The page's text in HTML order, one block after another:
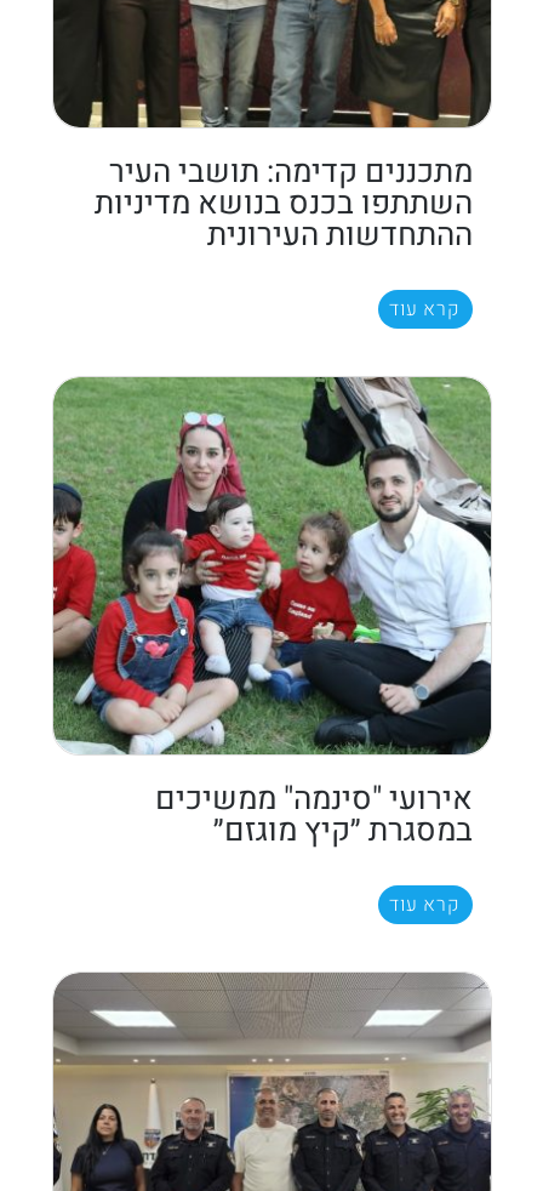
מתכננים קדימה: תושבי העיר
השתתפו בכנס בנושא מדיניות
ההתחדשות העירונית
קרא עוד
אירועי "סינמה" ממשיכים
במסגרת ״קיץ מוגזם״
קרא עוד